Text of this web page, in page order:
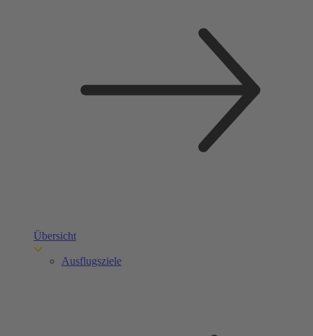
Übersicht
Ausflugsziele